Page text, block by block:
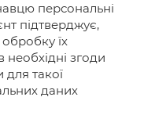
персональні
підтверджує,
їх
згоди
для такої
даних